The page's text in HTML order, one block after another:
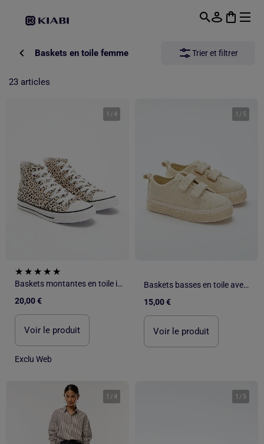
Baskets en toile femme Trier et filtrer
23 articles
1 /4
Baskets montantes en toile imprimé 'léopard'
20,00 €
Voir le produit
Exclu Web
1 / 5
Baskets basses en toile avec semelle en corde
15,00 €
Voir le produit
1 /4 1 / 5